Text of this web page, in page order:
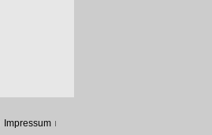
Impressum